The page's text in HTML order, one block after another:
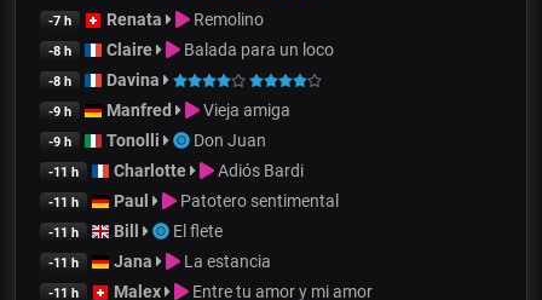
-7 h Renata Remolino
-8 h Claire Balada para un loco
-8 h Davina
-9 h Manfred Vieja amiga
-9 h Tonolli Don Juan
-11 h Charlotte Adiós Bardi
-11 h Paul Patotero sentimental
-11 h Bill El flete
-11 h Jana La estancia
-11 h Malex Entre tu amor y mi amor